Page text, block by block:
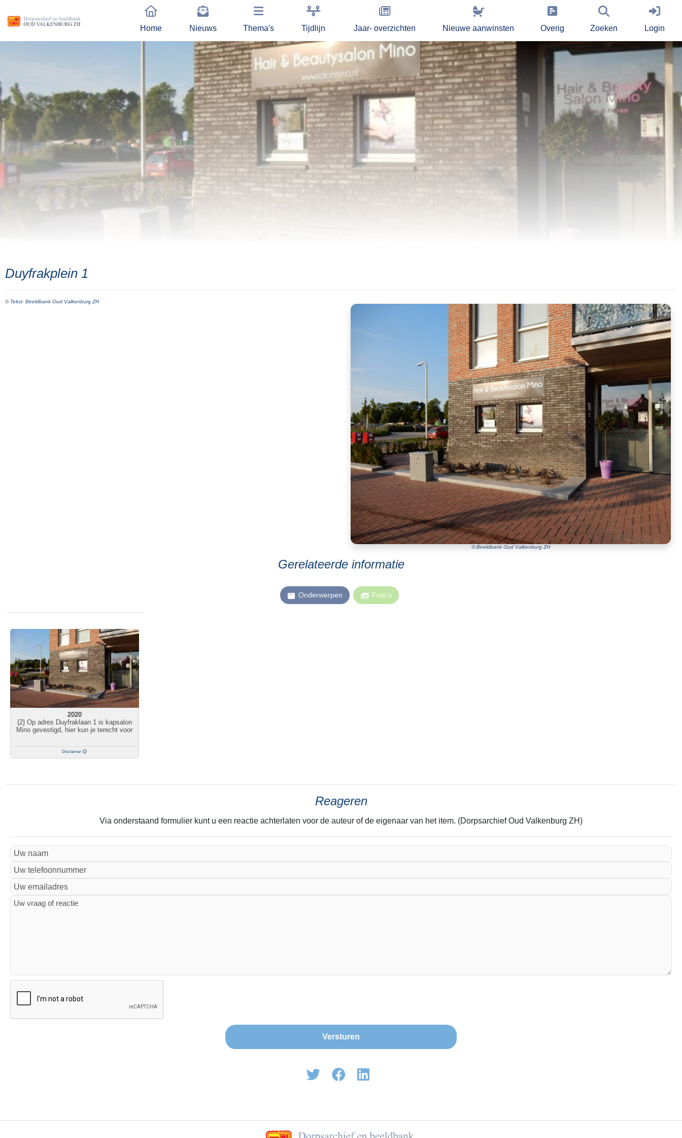
Home Nieuws Thema's Tijdlijn Jaar- overzichten Nieuwe aanwinsten Overig Zoeken Login
Duyfrakplein 1
©:Beeldbank Oud Valkenburg ZH
© Tekst: Beeldbank Oud Valkenburg ZH
Gerelateerde informatie
Onderwerpen Foto’s
2020
{2} Op adres Duyfraklaan 1 is kapsalon
Mino gevestigd, hier kun je terecht voor
Disclaimer
Reageren
Via onderstaand formulier kunt u een reactie achterlaten voor de auteur of de eigenaar van het item. (Dorpsarchief Oud Valkenburg ZH)